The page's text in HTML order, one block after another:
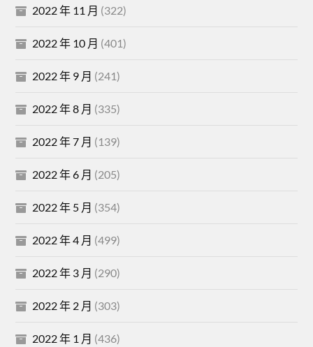
2022 年 11 月 (322)
2022 年 10 月 (401)
2022 年 9 月 (241)
2022 年 8 月 (335)
2022 年 7 月 (139)
2022 年 6 月 (205)
2022 年 5 月 (354)
2022 年 4 月 (499)
2022 年 3 月 (290)
2022 年 2 月 (303)
2022 年 1 月 (436)